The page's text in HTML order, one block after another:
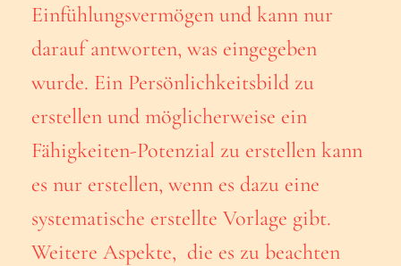
Einfühlungsvermögen und kann nur
darauf antworten, was eingegeben
wurde. Ein Persönlichkeitsbild zu
erstellen und möglicherweise ein
Fähigkeiten-Potenzial zu erstellen kann
es nur erstellen, wenn es dazu eine
systematische erstellte Vorlage gibt.
Weitere Aspekte, die es zu beachten